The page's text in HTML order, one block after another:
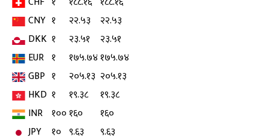
CNY १ २२.५३
२२.५३
DKK १ २३.५१
२३.५१
EUR १ १७५.७४१७५.७४
GBP १ २०५.१३ २०५.१३
HKD १ १९.३८
१९.३८
INR १००१६०
१६०
JPY
१० ९.६३
९.६३